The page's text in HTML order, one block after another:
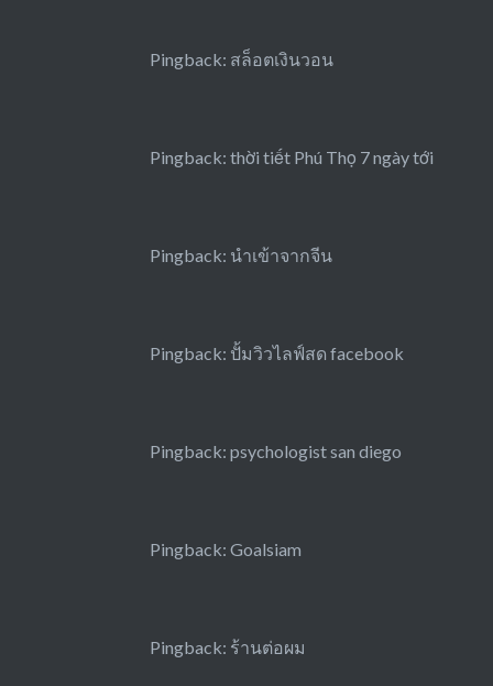
Pingback: สล็อตเงินวอน
Pingback: thời tiết Phú Thọ 7 ngày tới
Pingback: นำเข้าจากจีน
Pingback: ปั้มวิวไลฟ์สด facebook
Pingback: psychologist san diego
Pingback: Goalsiam
Pingback: ร้านต่อผม